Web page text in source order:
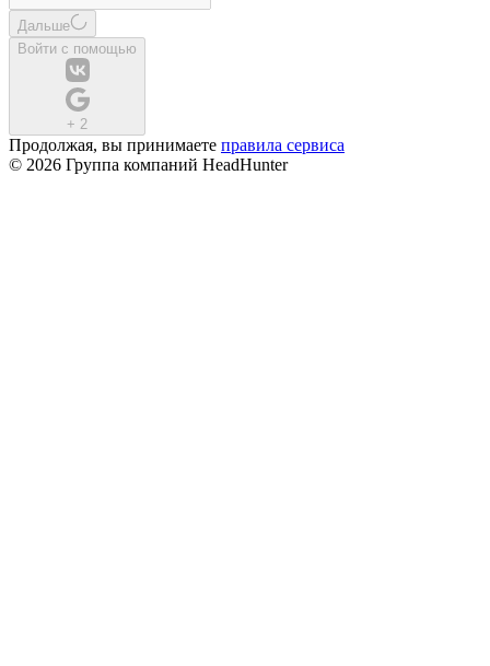
Дальше
Войти с помощью
+ 2
Продолжая, вы принимаете правила сервиса
© 2026 Группа компаний HeadHunter